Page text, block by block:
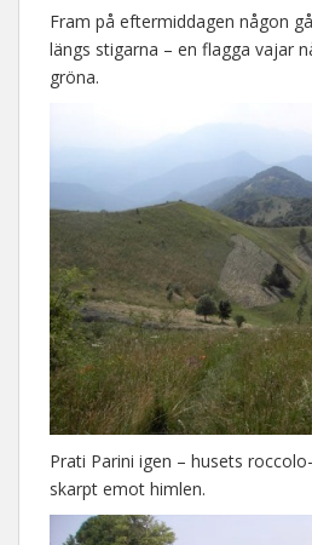
Fram på eftermiddagen någon
längs stigarna – en flagga vajar
gröna.
Prati Parini igen – husets
skarpt emot himlen.